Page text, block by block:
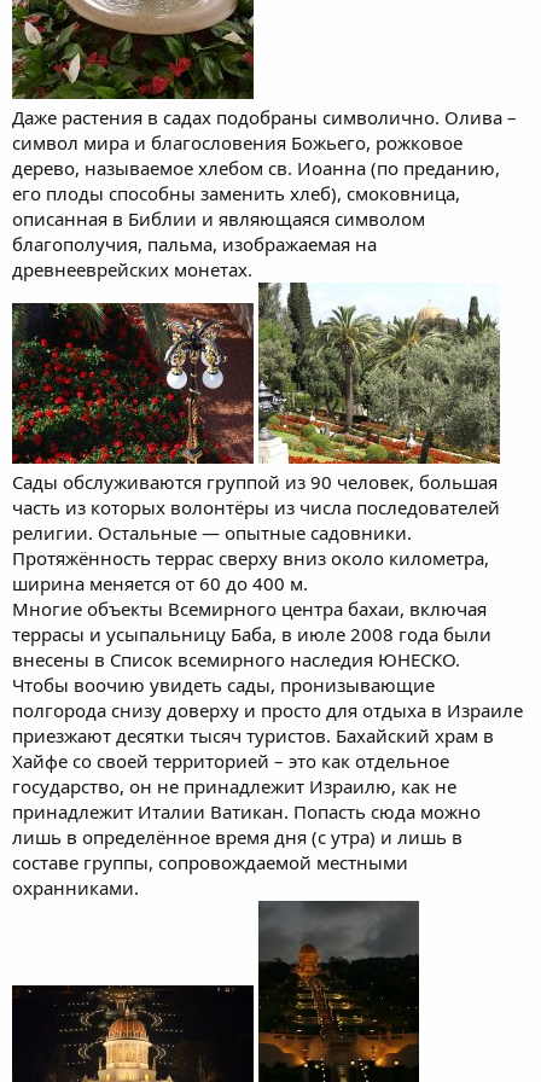
Даже растения в садах подобраны символично. Олива –
символ мира и благословения Божьего, рожковое
дерево, называемое хлебом св. Иоанна (по преданию,
его плоды способны заменить хлеб), смоковница,
описанная в Библии и являющаяся символом
благополучия, пальма, изображаемая на
древнееврейских монетах.
Сады обслуживаются группой из 90 человек, большая
часть из которых волонтёры из числа последователей
религии. Остальные — опытные садовники.
Протяжённость террас сверху вниз около километра,
ширина меняется от 60 до 400 м.
Многие объекты Всемирного центра бахаи, включая
террасы и усыпальницу Баба, в июле 2008 года были
внесены в Список всемирного наследия ЮНЕСКО.
Чтобы воочию увидеть сады, пронизывающие
полгорода снизу доверху и просто для отдыха в Израиле
приезжают десятки тысяч туристов. Бахайский храм в
Хайфе со своей территорией – это как отдельное
государство, он не принадлежит Израилю, как не
принадлежит Италии Ватикан. Попасть сюда можно
лишь в определённое время дня (с утра) и лишь в
составе группы, сопровождаемой местными
охранниками.